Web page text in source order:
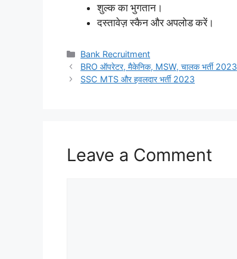
शुल्क का भुगतान।
दस्तावेज़ स्कैन और अपलोड करें।
Categories
Bank Recruitment
BRO ऑपरेटर, मैकेनिक, MSW, चालक भर्ती 2023
SSC MTS और हवलदार भर्ती 2023
Leave a Comment